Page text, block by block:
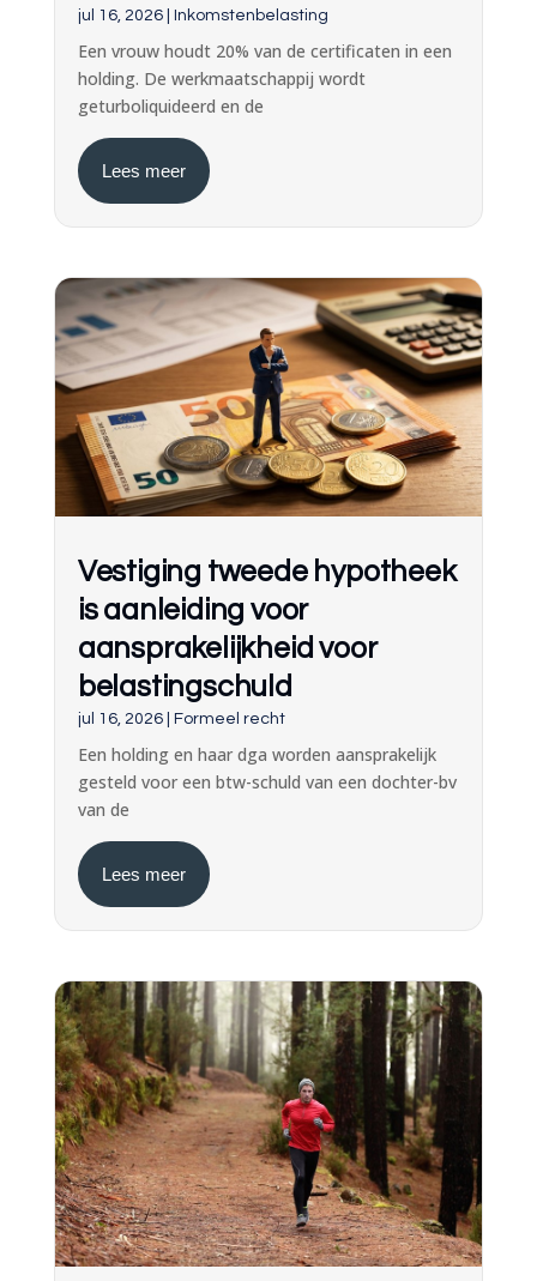
jul 16, 2026| Inkomstenbelasting
Een vrouw houdt 20% van de certificaten in een
holding. De werkmaatschappij wordt
geturboliquideerd en de
Lees meer
Vestiging tweede hypotheek
is aanleiding voor
aansprakelijkheid voor
belastingschuld
jul 16, 2026| Formeel recht
Een holding en haar dga worden aansprakelijk
gesteld voor een btw-schuld van een dochter-bv
van de
Lees meer